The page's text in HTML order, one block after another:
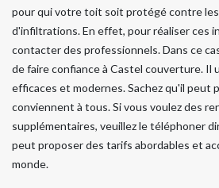
pour qui votre toit soit protégé contre
d'infiltrations. En effet, pour réaliser ces
contacter des professionnels. Dans ce
de faire confiance à Castel couverture. Il
efficaces et modernes. Sachez qu'il peut
conviennent à tous. Si vous voulez des
supplémentaires, veuillez le téléphoner
peut proposer des tarifs abordables et
monde.